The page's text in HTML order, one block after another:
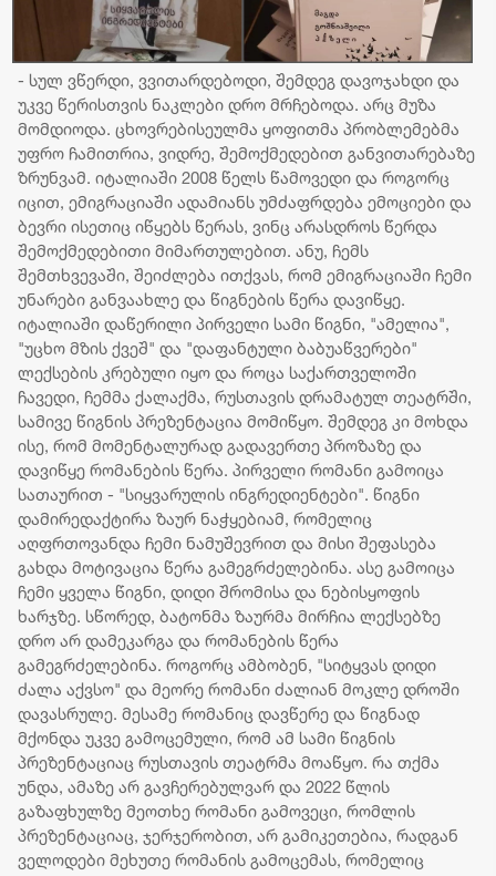
- სულ ვწერდი, ვვითარდებოდი, შემდეგ დავოჯახდი და
უკვე წერისთვის ნაკლები დრო მრჩებოდა. არც მუზა
მომდიოდა. ცხოვრებისეულმა ყოფითმა პრობლემებმა
უფრო ჩამითრია, ვიდრე, შემოქმედებით განვითარებაზე
ზრუნვამ. იტალიაში 2008 წელს წამოვედი და როგორც
იცით, ემიგრაციაში ადამიანს უმძაფრდება ემოციები და
ბევრი ისეთიც იწყებს წერას, ვინც არასდროს წერდა
შემოქმედებითი მიმართულებით. ანუ, ჩემს
შემთხვევაში, შეიძლება ითქვას, რომ ემიგრაციაში ჩემი
უნარები განვაახლე და წიგნების წერა დავიწყე.
იტალიაში დაწერილი პირველი სამი წიგნი, "ამელია",
"უცხო მზის ქვეშ" და "დაფანტული ბაბუაწვერები"
ლექსების კრებული იყო და როცა საქართველოში
ჩავედი, ჩემმა ქალაქმა, რუსთავის დრამატულ თეატრში,
სამივე წიგნის პრეზენტაცია მომიწყო. შემდეგ კი მოხდა
ისე, რომ მომენტალურად გადავერთე პროზაზე და
დავიწყე რომანების წერა. პირველი რომანი გამოიცა
სათაურით - "სიყვარულის ინგრედიენტები". წიგნი
დამირედაქტირა ზაურ ნაჭყებიამ, რომელიც
აღფრთოვანდა ჩემი ნამუშევრით და მისი შეფასება
გახდა მოტივაცია წერა გამეგრძელებინა. ასე გამოიცა
ჩემი ყველა წიგნი, დიდი შრომისა და ნებისყოფის
ხარჯზე. სწორედ, ბატონმა ზაურმა მირჩია ლექსებზე
დრო არ დამეკარგა და რომანების წერა
გამეგრძელებინა. როგორც ამბობენ, "სიტყვას დიდი
ძალა აქვსო" და მეორე რომანი ძალიან მოკლე დროში
დავასრულე. მესამე რომანიც დავწერე და წიგნად
მქონდა უკვე გამოცემული, რომ ამ სამი წიგნის
პრეზენტაციაც რუსთავის თეატრმა მოაწყო. რა თქმა
უნდა, ამაზე არ გავჩერებულვარ და 2022 წლის
გაზაფხულზე მეოთხე რომანი გამოვეცი, რომლის
პრეზენტაციაც, ჯერჯერობით, არ გამიკეთებია, რადგან
ველოდები მეხუთე რომანის გამოცემას, რომელიც